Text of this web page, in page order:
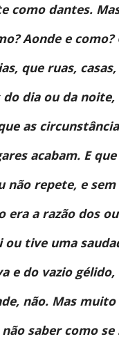
como dantes.
Aonde e como?
que ruas,
do dia ou da noite,
as
acabam. E
não repete, e
era a razão dos
ou tive uma
e do vazio gélido,
não. Mas muito
saber como se